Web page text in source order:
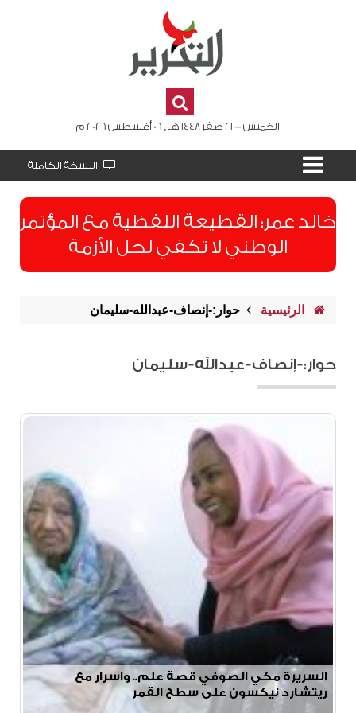
الخميس - 21 صفر 1448 هـ , 06 أغسطس 2026 م
النسخة الكاملة
​خالد عمر: القطيعة اللفظية مع المؤتمر
الوطني لا تكفي لحل الأزمة
الرئيسية حوار:-إنصاف-عبدالله-سليمان
حوار:-إنصاف-عبدالله-سليمان
السريرة مكي الصوفي قصة علم.. واسرار مع
ريتشارد نيكسون على سطح القمر